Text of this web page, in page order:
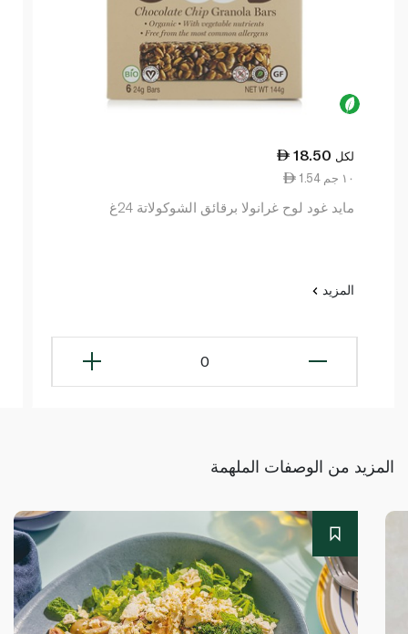
18.50 لكل
1.54 ١٠ جم
مايد غود لوح غرانولا برقائق الشوكولاتة 24غ
المزيد
0
المزيد من الوصفات الملهمة